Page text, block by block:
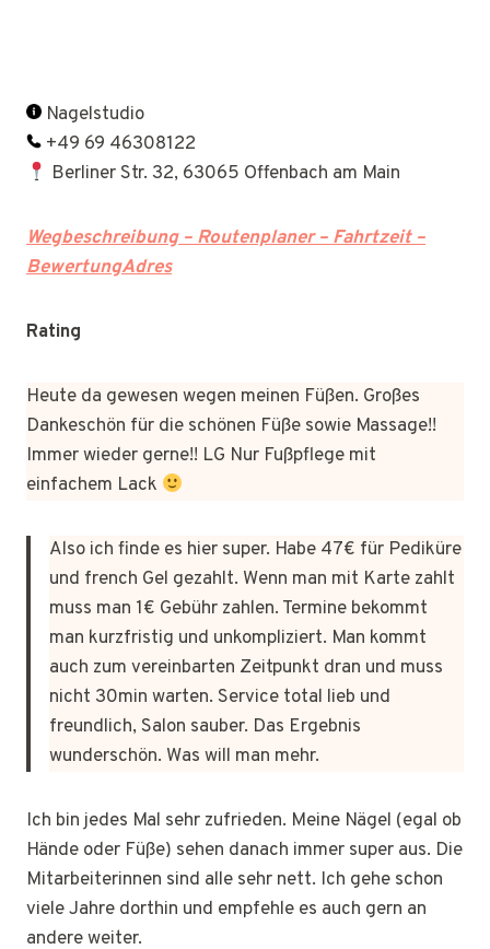
Nagelstudio
+49 69 46308122
Berliner Str. 32, 63065 Offenbach am Main
Wegbeschreibung – Routenplaner – Fahrtzeit –
BewertungAdres
Rating
Heute da gewesen wegen meinen Füßen. Großes
Dankeschön für die schönen Füße sowie Massage!!
Immer wieder gerne!! LG Nur Fußpflege mit
einfachem Lack
Also ich finde es hier super. Habe 47€ für Pediküre
und french Gel gezahlt. Wenn man mit Karte zahlt
muss man 1€ Gebühr zahlen. Termine bekommt
man kurzfristig und unkompliziert. Man kommt
auch zum vereinbarten Zeitpunkt dran und muss
nicht 30min warten. Service total lieb und
freundlich, Salon sauber. Das Ergebnis
wunderschön. Was will man mehr.
Ich bin jedes Mal sehr zufrieden. Meine Nägel (egal ob
Hände oder Füße) sehen danach immer super aus. Die
Mitarbeiterinnen sind alle sehr nett. Ich gehe schon
viele Jahre dorthin und empfehle es auch gern an
andere weiter.